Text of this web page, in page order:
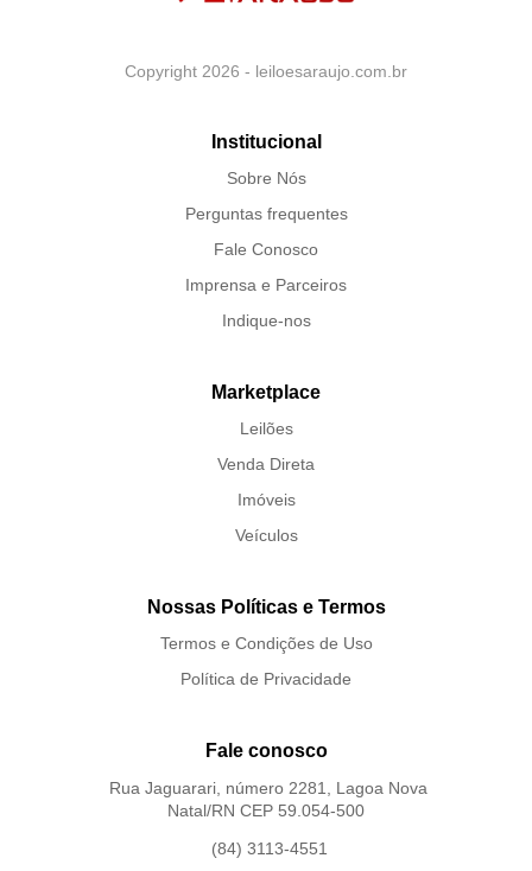
Copyright 2026 - leiloesaraujo.com.br
Institucional
Sobre Nós
Perguntas frequentes
Fale Conosco
Imprensa e Parceiros
Indique-nos
Marketplace
Leilões
Venda Direta
Imóveis
Veículos
Nossas Políticas e Termos
Termos e Condições de Uso
Política de Privacidade
Fale conosco
Rua Jaguarari, número 2281, Lagoa Nova
Natal/RN CEP 59.054-500
(84) 3113-4551